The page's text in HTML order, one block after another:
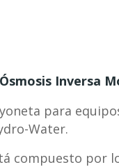
Inversa
para
Water.
compuesto por